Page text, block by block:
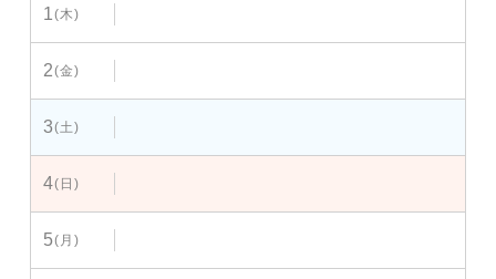
1(木)
2(金)
3(土)
4(日)
5(月)